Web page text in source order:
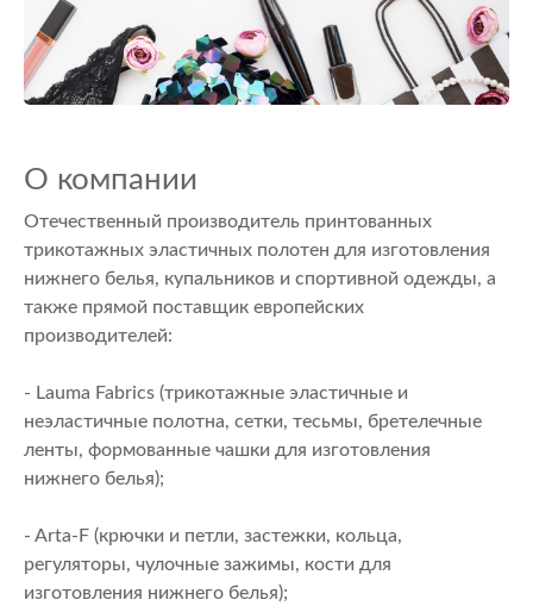
О компании
Отечественный производитель принтованных
трикотажных эластичных полотен для изготовления
нижнего белья, купальников и спортивной одежды, а
также прямой поставщик европейских
производителей:
- Lauma Fabrics (трикотажные эластичные и
неэластичные полотна, сетки, тесьмы, бретелечные
ленты, формованные чашки для изготовления
нижнего белья);
- Arta-F (крючки и петли, застежки, кольца,
регуляторы, чулочные зажимы, кости для
изготовления нижнего белья);